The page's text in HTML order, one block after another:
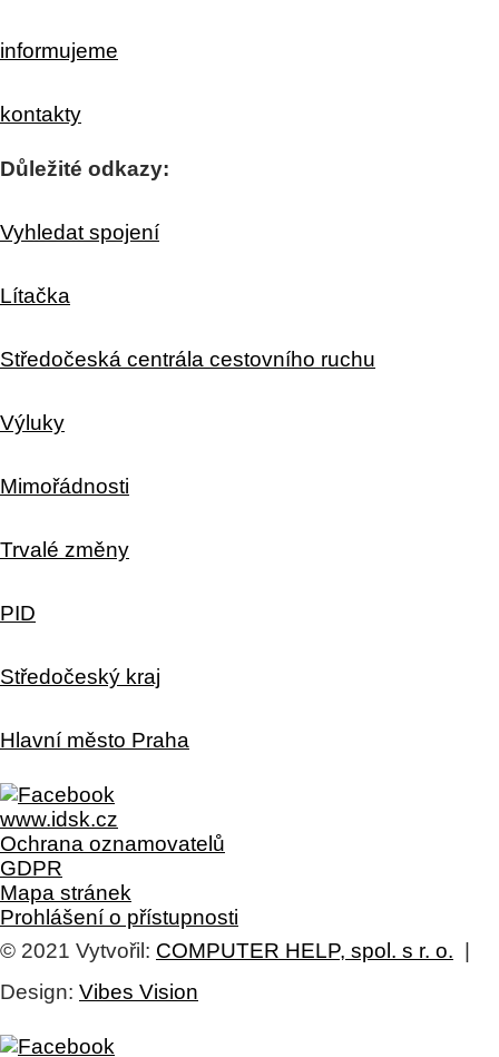
informujeme
kontakty
Důležité odkazy:
Vyhledat spojení
Lítačka
Středočeská centrála cestovního ruchu
Výluky
Mimořádnosti
Trvalé změny
PID
Středočeský kraj
Hlavní město Praha
www.idsk.cz
Ochrana oznamovatelů
GDPR
Mapa stránek
Prohlášení o přístupnosti
© 2021 Vytvořil: COMPUTER HELP, spol. s r. o. |
Design: Vibes Vision